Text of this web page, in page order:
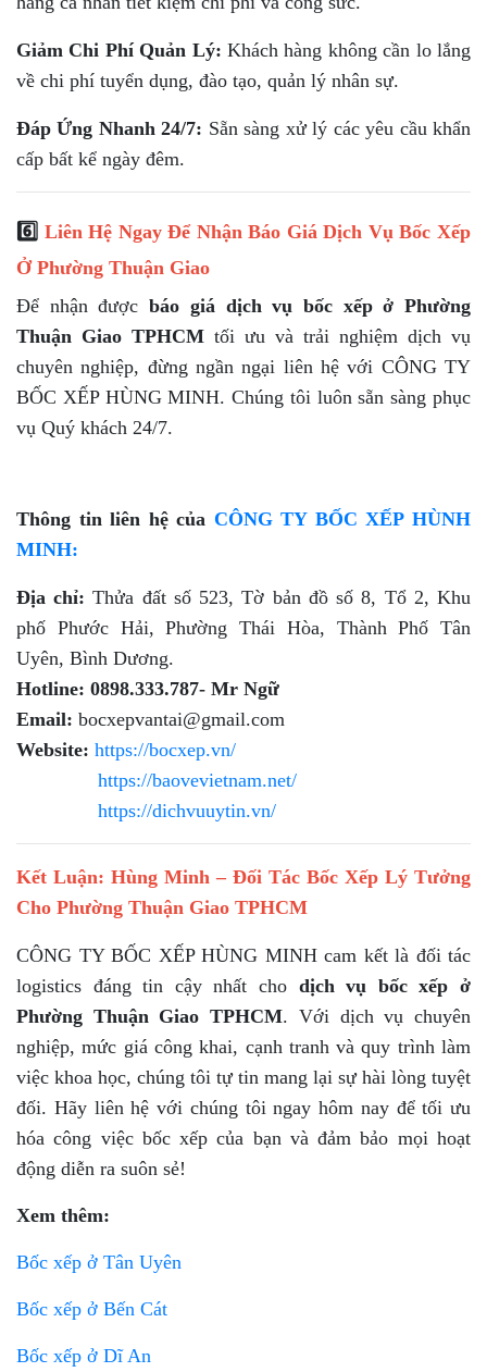
Giảm Chi Phí Quản Lý: Khách hàng không cần lo lắng
về chi phí tuyển dụng, đào tạo, quản lý nhân sự.
Đáp Ứng Nhanh 24/7: Sẵn sàng xử lý các yêu cầu khẩn
cấp bất kể ngày đêm.
6️⃣ Liên Hệ Ngay Để Nhận Báo Giá Dịch Vụ Bốc Xếp
Ở Phường Thuận Giao
Để nhận đượcbáo giá dịch vụ bốc xếp ở Phường
Thuận Giao TPHCM tối ưu và trải nghiệm dịch vụ
chuyên nghiệp, đừng ngần ngại liên hệ với CÔNG TY
BỐC XẾP HÙNG MINH. Chúng tôi luôn sẵn sàng phục
vụ Quý khách 24/7.
Thông tin liên hệ của CÔNG TY BỐC XẾP HÙNH
MINH:
Địa chỉ: Thửa đất số 523, Tờ bản đồ số 8, Tổ 2, Khu
phố Phước Hải, Phường Thái Hòa, Thành Phố Tân
Uyên, Bình Dương.
Hotline: 0898.333.787- Mr Ngữ
Email: bocxepvantai@gmail.com
Website: https://bocxep.vn/
https://baovevietnam.net/
https://dichvuuytin.vn/
Kết Luận: Hùng Minh – Đối Tác Bốc Xếp Lý Tưởng
Cho Phường Thuận Giao TPHCM
CÔNG TY BỐC XẾP HÙNG MINH cam kết là đối tác
logistics đáng tin cậy nhất cho dịch vụ bốc xếp ở
Phường Thuận Giao TPHCM. Với dịch vụ chuyên
nghiệp, mức giá công khai, cạnh tranh và quy trình làm
việc khoa học, chúng tôi tự tin mang lại sự hài lòng tuyệt
đối. Hãy liên hệ với chúng tôi ngay hôm nay để tối ưu
hóa công việc bốc xếp của bạn và đảm bảo mọi hoạt
động diễn ra suôn sẻ!
Xem thêm:
Bốc xếp ở Tân Uyên
Bốc xếp ở Bến Cát
Bốc xếp ở Dĩ An